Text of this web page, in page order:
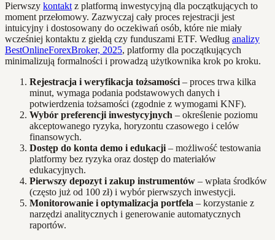
Pierwszy kontakt z platformą inwestycyjną dla początkujących to
moment przełomowy. Zazwyczaj cały proces rejestracji jest
intuicyjny i dostosowany do oczekiwań osób, które nie miały
wcześniej kontaktu z giełdą czy funduszami ETF. Według analizy
BestOnlineForexBroker, 2025, platformy dla początkujących
minimalizują formalności i prowadzą użytkownika krok po kroku.
Rejestracja i weryfikacja tożsamości – proces trwa kilka
minut, wymaga podania podstawowych danych i
potwierdzenia tożsamości (zgodnie z wymogami KNF).
Wybór preferencji inwestycyjnych – określenie poziomu
akceptowanego ryzyka, horyzontu czasowego i celów
finansowych.
Dostęp do konta demo i edukacji – możliwość testowania
platformy bez ryzyka oraz dostęp do materiałów
edukacyjnych.
Pierwszy depozyt i zakup instrumentów – wpłata środków
(często już od 100 zł) i wybór pierwszych inwestycji.
Monitorowanie i optymalizacja portfela – korzystanie z
narzędzi analitycznych i generowanie automatycznych
raportów.